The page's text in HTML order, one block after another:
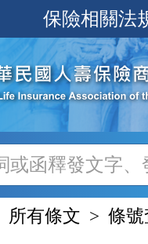
保險相關法
所有條文 條號